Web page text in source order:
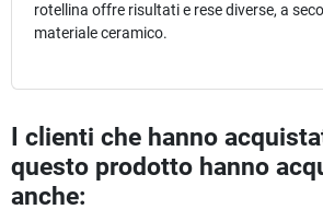
rotellina offre risultati e rese diverse, a
materiale ceramico.
I clienti che hanno
questo prodotto hanno
anche: